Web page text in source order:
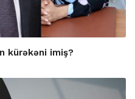
kürəkəni imiş?